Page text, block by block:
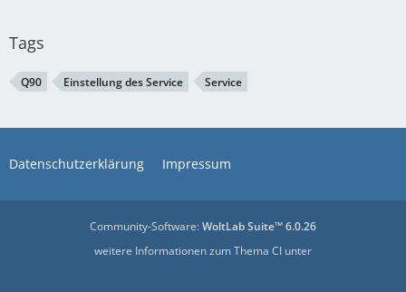
Tags
Q90 Einstellung des Service Service
Datenschutzerklärung Impressum
Community-Software:WoltLab Suite™ 6.0.26
weitere Informationen zum Thema CI unter